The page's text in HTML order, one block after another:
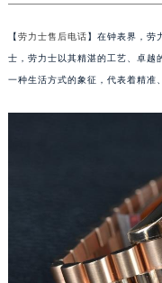
【劳力士售后电话】在钟表界，劳
士，劳力士以其精湛的工艺、卓越
一种生活方式的象征，代表着精准